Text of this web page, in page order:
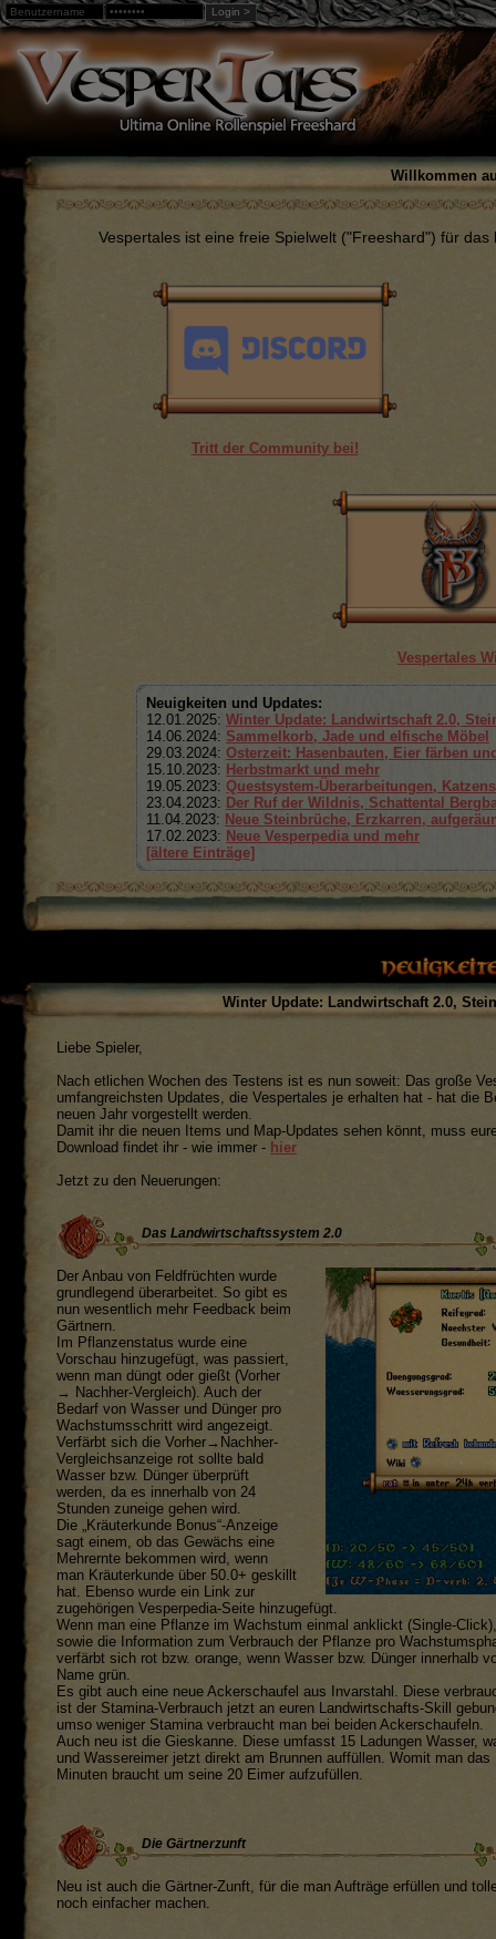
Warning: Undefined array key "loggedin" in/home/web3/
Login >
Willkommen
Vespertales ist eine freie Spielwelt ("Freeshard") für
Tritt der Community bei!
Vespertales
Neuigkeiten und Updates:
12.01.2025: Winter Update: Landwirtschaft 2.0,
14.06.2024: Sammelkorb, Jade und elfische Möbel
29.03.2024: Osterzeit: Hasenbauten, Eier färben
15.10.2023: Herbstmarkt und mehr
19.05.2023: Questsystem-Überarbeitungen,
23.04.2023: Der Ruf der Wildnis, Schattental
11.04.2023: Neue Steinbrüche, Erzkarren,
17.02.2023: Neue Vesperpedia und mehr
[ältere Einträge]
Winter Update: Landwirtschaft 2.0,
Liebe Spieler,
Nach etlichen Wochen des Testens ist es nun soweit: Das große
umfangreichsten Updates, die Vespertales je erhalten hat - hat die
neuen Jahr vorgestellt werden.
Damit ihr die neuen Items und Map-Updates sehen könnt, muss
Download findet ihr - wie immer - hier
Jetzt zu den Neuerungen:
Das Landwirtschaftssystem 2.0
Der Anbau von Feldfrüchten wurde
grundlegend überarbeitet. So gibt es
nun wesentlich mehr Feedback beim
Gärtnern.
Im Pflanzenstatus wurde eine
Vorschau hinzugefügt, was passiert,
wenn man düngt oder gießt (Vorher
→ Nachher-Vergleich). Auch der
Bedarf von Wasser und Dünger pro
Wachstumsschritt wird angezeigt.
Verfärbt sich die Vorher→Nachher-
Vergleichsanzeige rot sollte bald
Wasser bzw. Dünger überprüft
werden, da es innerhalb von 24
Stunden zuneige gehen wird.
Die „Kräuterkunde Bonus“-Anzeige
sagt einem, ob das Gewächs eine
Mehrernte bekommen wird, wenn
man Kräuterkunde über 50.0+ geskillt
hat. Ebenso wurde ein Link zur
zugehörigen Vesperpedia-Seite hinzugefügt.
Wenn man eine Pflanze im Wachstum einmal anklickt (Single-
sowie die Information zum Verbrauch der Pflanze pro
verfärbt sich rot bzw. orange, wenn Wasser bzw. Dünger innerhalb
Name grün.
Es gibt auch eine neue Ackerschaufel aus Invarstahl. Diese
ist der Stamina-Verbrauch jetzt an euren Landwirtschafts-Skill
umso weniger Stamina verbraucht man bei beiden Ackerschaufeln.
Auch neu ist die Gieskanne. Diese umfasst 15 Ladungen Wasser,
und Wassereimer jetzt direkt am Brunnen auffüllen. Womit man
Minuten braucht um seine 20 Eimer aufzufüllen.
Die Gärtnerzunft
Neu ist auch die Gärtner-Zunft, für die man Aufträge erfüllen und
noch einfacher machen.